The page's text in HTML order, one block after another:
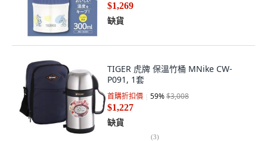
$1,269
缺貨
TIGER 虎牌 保溫竹桶 MNike CW-
P091, 1套
首購折扣價 59%$3,008
$1,227
缺貨
(3)